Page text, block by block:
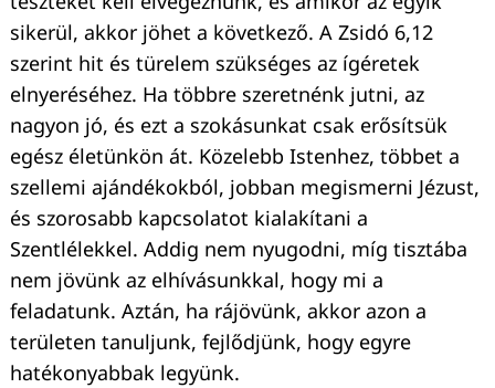
sikerül, akkor jöhet a következő. A Zsidó 6,12
szerint hit és türelem szükséges az ígéretek
elnyeréséhez. Ha többre szeretnénk jutni, az
nagyon jó, és ezt a szokásunkat csak erősítsük
egész életünkön át. Közelebb Istenhez, többet a
szellemi ajándékokból, jobban megismerni Jézust,
és szorosabb kapcsolatot kialakítani a
Szentlélekkel. Addig nem nyugodni, míg tisztába
nem jövünk az elhívásunkkal, hogy mi a
feladatunk. Aztán, ha rájövünk, akkor azon a
területen tanuljunk, fejlődjünk, hogy egyre
hatékonyabbak legyünk.